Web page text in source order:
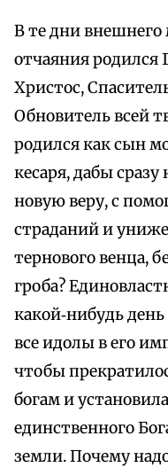
В те дни внешнего
отчаяния родился
Христос,
Обновитель всей
родился как сын
кесаря, дабы
новую веру, с
страданий и
тернового венца,
гроба?
какой‑нибудь
все идолы в его
чтобы
богам и
единственного
земли. Почему